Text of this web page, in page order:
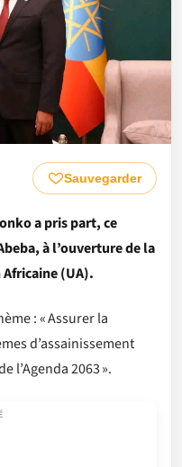
Sauvegarder
a pris part, ce
à l’ouverture de la
(UA).
: « Assurer la
d’assainissement
l’Agenda 2063 ».